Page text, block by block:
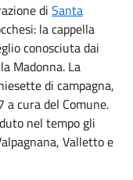
di Santa
la cappella
conosciuta dai
Madonna. La
di campagna,
cura del Comune.
nel tempo gli
Valletto e